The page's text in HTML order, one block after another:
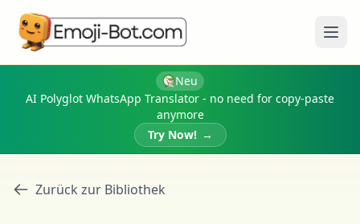
Neu
AI Polyglot WhatsApp Translator - no need for copy-paste
anymore
Try Now! →
Zurück zur Bibliothek